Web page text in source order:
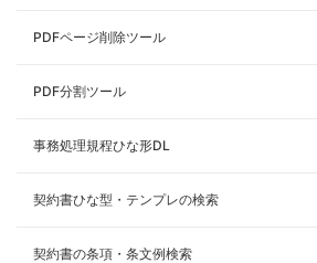
PDFページ削除ツール
PDF分割ツール
事務処理規程ひな形DL
契約書ひな型・テンプレの検索
契約書の条項・条文例検索